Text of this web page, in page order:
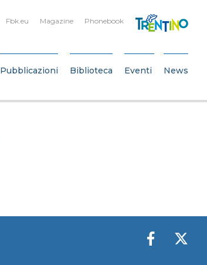
Fbk.eu Magazine Phonebook
Pubblicazioni Biblioteca Eventi News